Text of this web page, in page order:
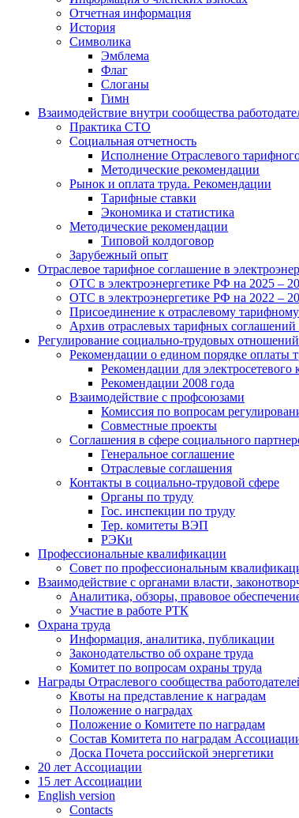
Отчетная информация
История
Символика
Эмблема
Флаг
Слоганы
Гимн
Взаимодействие внутри сообщества
Практика СТО
Социальная отчетность
Исполнение Отраслевого
Методические рекомендации
Рынок и оплата труда. Рекомендации
Тарифные ставки
Экономика и статистика
Методические рекомендации
Типовой колдоговор
Зарубежный опыт
Отраслевое тарифное соглашение в
ОТС в электроэнергетике РФ на 2025 –
ОТС в электроэнергетике РФ на 2022 –
Присоединение к отраслевому
Архив отраслевых тарифных
Регулирование социально-трудовых отношений
Рекомендации о едином порядке оплаты
Рекомендации для электросетевого
Рекомендации 2008 года
Взаимодействие с профсоюзами
Комиссия по вопросам
Совместные проекты
Соглашения в сфере социального
Генеральное соглашение
Отраслевые соглашения
Контакты в социально-трудовой сфере
Органы по труду
Гос. инспекции по труду
Тер. комитеты ВЭП
РЭКи
Профессиональные квалификации
Совет по профессиональным
Взаимодействие с органами власти,
Аналитика, обзоры, правовое
Участие в работе РТК
Охрана труда
Информация, аналитика, публикации
Законодательство об охране труда
Комитет по вопросам охраны труда
Награды Отраслевого сообщества
Квоты на представление к наградам
Положение о наградах
Положение о Комитете по наградам
Состав Комитета по наградам
Доска Почета российской энергетики
20 лет Ассоциации
15 лет Ассоциации
English version
Contacts